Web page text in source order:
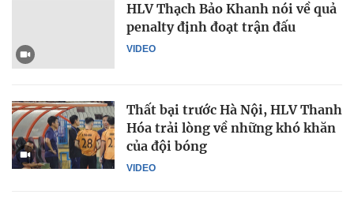
VIDEO
HLV Thạch Bảo Khanh nói về quả
penalty định đoạt trận đấu
VIDEO
Thất bại trước Hà Nội, HLV Thanh
Hóa trải lòng về những khó khăn
của đội bóng